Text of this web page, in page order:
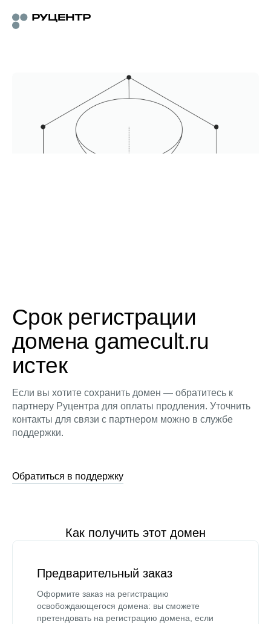
Срок регистрации
домена gamecult.ru
истек
Если вы хотите сохранить домен — обратитесь к
партнеру Руцентра для оплаты продления. Уточнить
контакты для связи с партнером можно в службе
поддержки.
Обратиться в поддержку
Как получить этот домен
Предварительный заказ
Оформите заказ на регистрацию
освобождающегося домена: вы сможете
претендовать на регистрацию домена, если